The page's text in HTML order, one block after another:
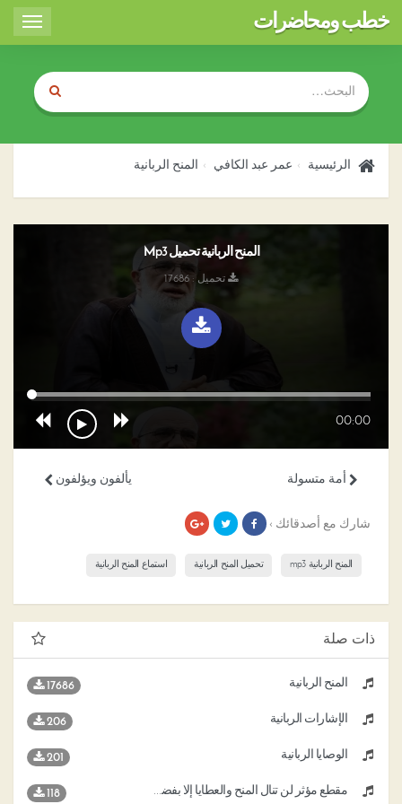
Toggle
خطب ومحاضرات
الرئيسية عمر عبد الكافي المنح الربانية
المنح الربانية تحميل Mp3
تحميل : 17686
00:00
يألفون ويؤلفون أمة متسولة
شارك مع أصدقائك ›
المنح الربانية mp3 تحميل المنح الربانية استماع المنح الربانية
ذات صلة
المنح الربانية 17686
الإشارات الربانية 206
الوصايا الربانية 201
مقطع مؤثر لن تنال المنح والعطايا إلا بفضل الله 118